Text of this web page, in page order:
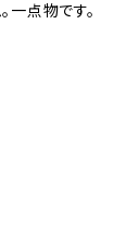
点物です。